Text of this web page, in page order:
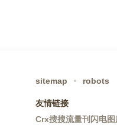
sitemap robots
友情链接
Crx搜搜流量刊 闪电图